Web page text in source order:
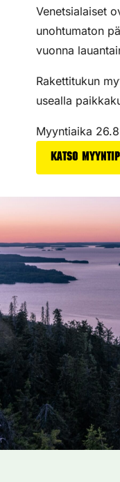
Venetsialaiset
unohtumaton
vuonna
Rakettitukun
usealla
Myyntiaika
Katso